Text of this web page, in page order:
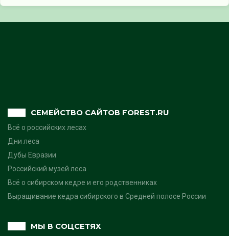
СЕМЕЙСТВО САЙТОВ FOREST.RU
Всё о российских лесах
Дни леса
Дубы Евразии
Российский музей леса
Всё о сибирском кедре и его родственниках
Выращивание кедра сибирского в Средней полосе России
МЫ В СОЦСЕТЯХ